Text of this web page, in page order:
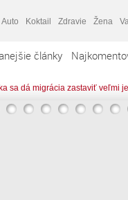
Auto Koktail Zdravie Žena
články
sa dá migrácia zastaviť veľmi